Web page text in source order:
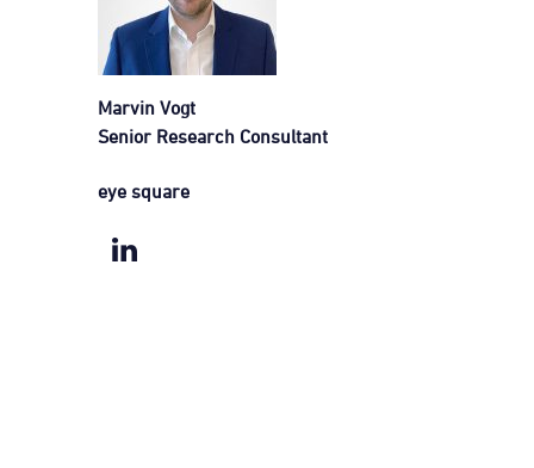
Marvin Vogt
Senior Research Consultant
eye square